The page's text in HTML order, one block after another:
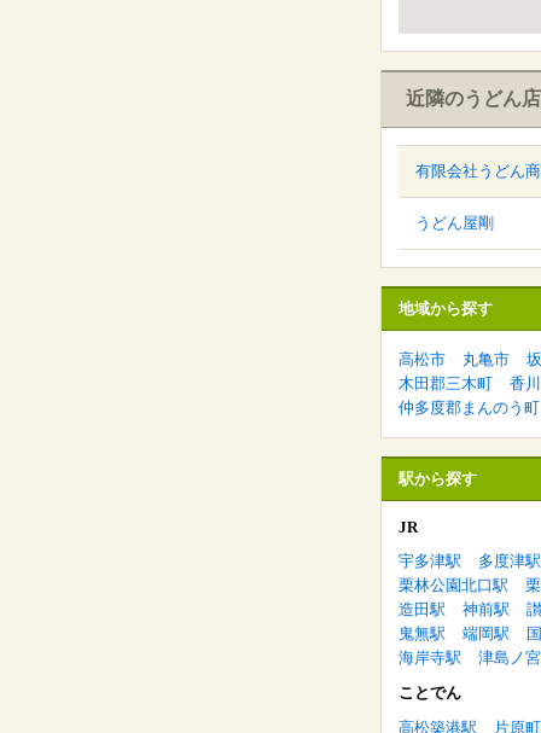
近隣のうどん店
有限会社うどん
うどん屋剛
地域から探す
高松市 丸亀市
木田郡三木町
香
仲多度郡まんのう町
駅から探す
JR
宇多津駅
多度津駅
栗林公園北口駅
造田駅
神前駅
鬼無駅
端岡駅
海岸寺駅
津島ノ
ことでん
高松築港駅
片原